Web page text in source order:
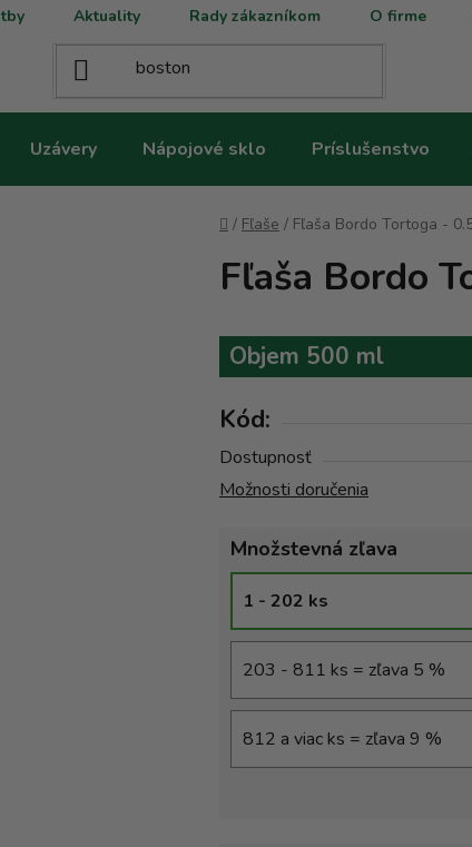
Aktuality Rady zákazníkom O firme
Uzávery Nápojové sklo Príslušenstvo
Domov
/ Fľaše / Fľaša Bordo Tortoga -
Fľaša Bordo
Objem 500 ml
Kód:
Dostupnosť
Možnosti doručenia
Množstevná zľava
1 - 202 ks
203 - 811 ks = zľava 5 %
812 a viac ks = zľava 9 %